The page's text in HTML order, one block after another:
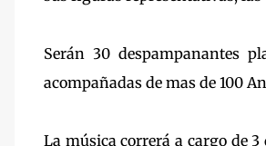
Serán 30 despampanantes
acompañadas de mas de 100
La música correrá a cargo de